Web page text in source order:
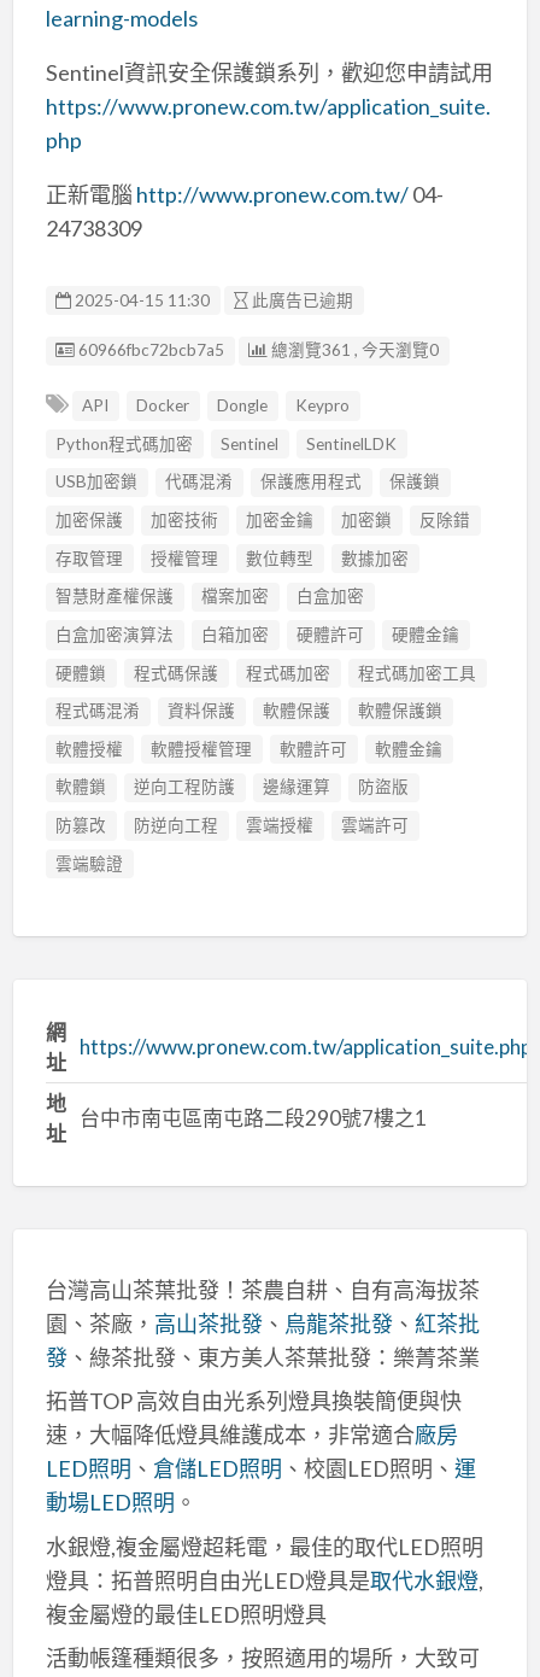
learning-models
Sentinel資訊安全保護鎖系列，歡迎您申請試用
https://www.pronew.com.tw/application_suite.
php
正新電腦 http://www.pronew.com.tw/04-
24738309
2025-04-15 11:30 此廣告已逾期
廣告编號
60966fbc72bcb7a5 總瀏覽361 , 今天瀏覽0
API Docker Dongle
Keypro
Python程式碼加密
Sentinel
SentinelLDK
USB加密鎖
代碼混淆 保護應用程式
保護鎖
加密保護
加密技術 加密金鑰 加密鎖
反除錯
存取管理
授權管理 數位轉型
數據加密
智慧財產權保護
檔案加密
白盒加密
白盒加密演算法
白箱加密 硬體許可
硬體金鑰
硬體鎖
程式碼保護 程式碼加密
程式碼加密工具
程式碼混淆
資料保護 軟體保護
軟體保護鎖
軟體授權
軟體授權管理 軟體許可
軟體金鑰
軟體鎖
逆向工程防護 邊緣運算
防盜版
防篡改
防逆向工程 雲端授權
雲端許可
雲端驗證
網
址
https://www.pronew.com.tw/application_suite.php
地
址
台中市南屯區南屯路二段290號7樓之1
台灣高山茶葉批發！茶農自耕、自有高海拔茶
園、茶廠， 高山茶批發、 烏龍茶批發、 紅茶批
發、綠茶批發、東方美人茶葉批發：樂菁茶業
拓普TOP 高效自由光系列燈具換裝簡便與快
速，大幅降低燈具維護成本，非常適合廠房
LED照明 、 倉儲LED照明 、校園LED照明、 運
動場LED照明 。
水銀燈,複金屬燈超耗電，最佳的取代LED照明
燈具：拓普照明自由光LED燈具是取代水銀燈,
複金屬燈的最佳LED照明燈具
活動帳篷種類很多，按照適用的場所，大致可